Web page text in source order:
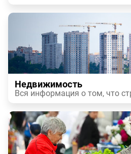
Недвижимость
Вся информация о том, что